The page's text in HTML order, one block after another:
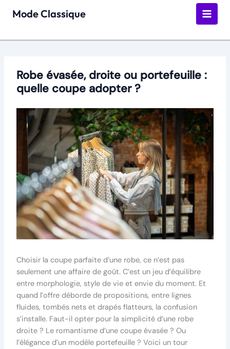
Mode Classique
Robe évasée, droite ou portefeuille :
quelle coupe adopter ?
Choisir la coupe parfaite d’une robe, ce n’est pas
seulement une affaire de goût. C’est un jeu d’équilibre
entre morphologie, style de vie et envie du moment. Et
quand l’offre déborde de propositions, entre lignes
fluides, tombés nets et drapés flatteurs, la confusion
s’installe. Faut-il opter pour la simplicité d’une robe
droite ? Le romantisme d’une coupe évasée ? Ou
l’élégance d’un modèle portefeuille ? Voici un tour